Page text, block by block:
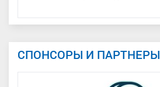
СПОНСОРЫ И ПАРТНЕРЫ